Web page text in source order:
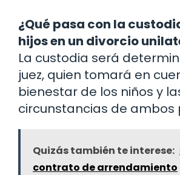
¿Qué pasa con la
hijos en un divorcio
La custodia será
juez, quien tomará en
bienestar de los niños y
circunstancias de ambos
Quizás también te interese:
contrato de arrendamiento